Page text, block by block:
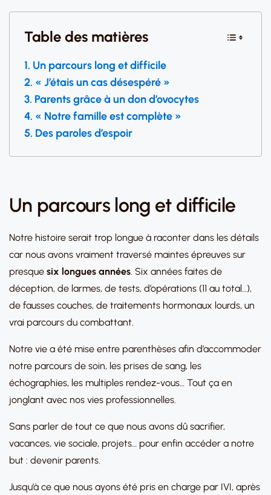
Table des matières
Un parcours long et difficile
« J’étais un cas désespéré »
Parents grâce à un don d’ovocytes
« Notre famille est complète »
Des paroles d’espoir
Un parcours long et difficile
Notre histoire serait trop longue à raconter dans les détails
car nous avons vraiment traversé maintes épreuves sur
presque six longues années. Six années faites de
déception, de larmes, de tests, d’opérations (11 au total…),
de fausses couches, de traitements hormonaux lourds, un
vrai parcours du combattant.
Notre vie a été mise entre parenthèses afin d’accommoder
notre parcours de soin, les prises de sang, les
échographies, les multiples rendez-vous… Tout ça en
jonglant avec nos vies professionnelles.
Sans parler de tout ce que nous avons dû sacrifier,
vacances, vie sociale, projets… pour enfin accéder a notre
but : devenir parents.
Jusqu’à ce que nous ayons été pris en charge par IVI, après